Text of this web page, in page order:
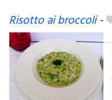
Risotto ai broccoli-